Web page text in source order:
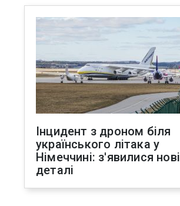
Інцидент з дроном біля
українського літака у
Німеччині: з'явилися нові
деталі